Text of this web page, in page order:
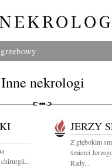
Inne nekrologi
chirurgii...
JERZY
Z głębokim
śmierci
Rady...